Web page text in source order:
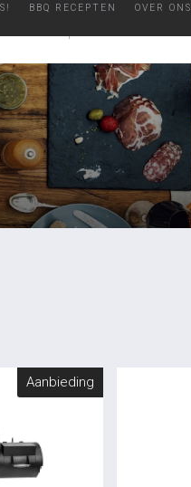
BBQ RECEPTEN OVER ONS
Aanbieding